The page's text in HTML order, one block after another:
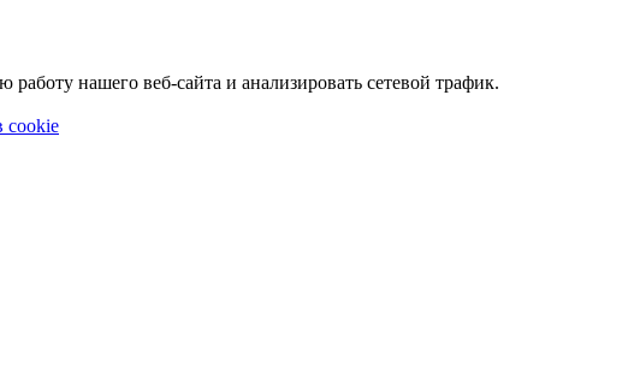
нашего веб-сайта и анализировать сетевой трафик.
cookie